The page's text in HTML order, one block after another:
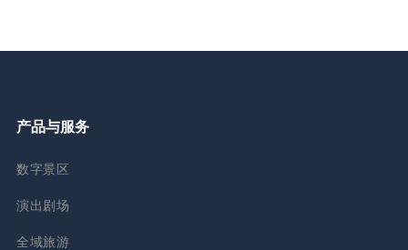
产品与服务
数字景区
演出剧场
全域旅游